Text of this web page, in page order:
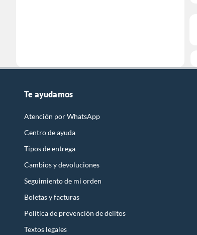
Te ayudamos
Atención por WhatsApp
Centro de ayuda
Tipos de entrega
Cambios y devoluciones
Seguimiento de mi orden
Boletas y facturas
Política de prevención de delitos
Textos legales